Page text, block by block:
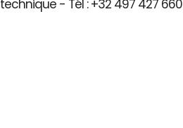
- Tél : +32 497 427 660